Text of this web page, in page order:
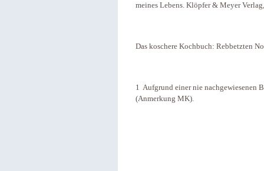
meines Lebens. Klöpfer & Meyer
Das koschere Kochbuch: Rebbetzten
1 Aufgrund einer nie nachgewiesenen
(Anmerkung MK).